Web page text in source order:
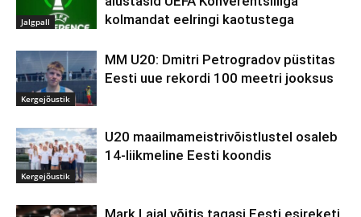
Jalgpall
kolmandat eelringi kaotustega
Kergejõustik
MM U20: Dmitri Petrogradov püstitas
Eesti uue rekordi 100 meetri jooksus
Kergejõustik
U20 maailmameistrivõistlustel osaleb
14-liikmeline Eesti koondis
Mark Lajal võitis tagasi Eesti esireketi